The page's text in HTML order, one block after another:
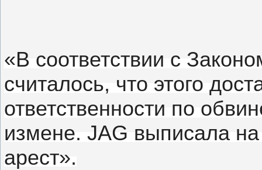
«В соответствии с
считалось, что этого
ответственности по
измене. JAG выписала
арест».